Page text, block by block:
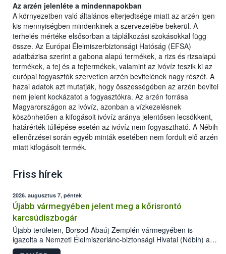
Az arzén jelenléte a mindennapokban
A környezetben való általános elterjedtsége miatt az arzén igen
kis mennyiségben mindenkinek a szervezetébe bekerül. A
terhelés mértéke elsősorban a táplálkozási szokásokkal függ
össze. Az Európai Élelmiszerbiztonsági Hatóság (EFSA)
adatbázisa szerint a gabona alapú termékek, a rizs és rizsalapú
termékek, a tej és a tejtermékek, valamint az ivóvíz teszik ki az
európai fogyasztók szervetlen arzén bevitelének nagy részét. A
hazai adatok azt mutatják, hogy összességében az arzén bevitel
nem jelent kockázatot a fogyasztókra. Az arzén forrása
Magyarországon az ivóvíz, azonban a vízkezelésnek
köszönhetően a kifogásolt ivóvíz aránya jelentősen lecsökkent,
határérték túllépése esetén az ivóvíz nem fogyasztható. A Nébih
ellenőrzései során egyéb minták esetében nem fordult elő arzén
miatt kifogásolt termék.
Friss hírek
2026. augusztus 7, péntek
Újabb vármegyében jelent meg a kőrisrontó
karcsúdíszbogár
Újabb területen, Borsod-Abaúj-Zemplén vármegyében is
igazolta a Nemzeti Élelmiszerlánc-biztonsági Hivatal (Nébih) a
kőrisrontó karcsúdíszbogár (Agrilus planipennis) jelenlétét. A